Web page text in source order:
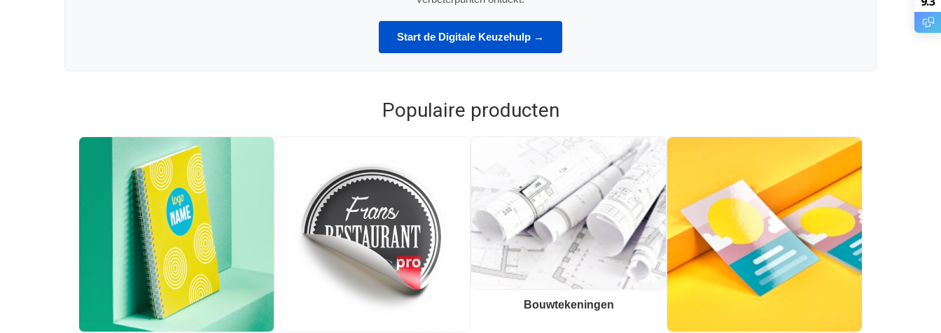
Start de Digitale Keuzehulp →
Populaire producten
Bouwtekeningen